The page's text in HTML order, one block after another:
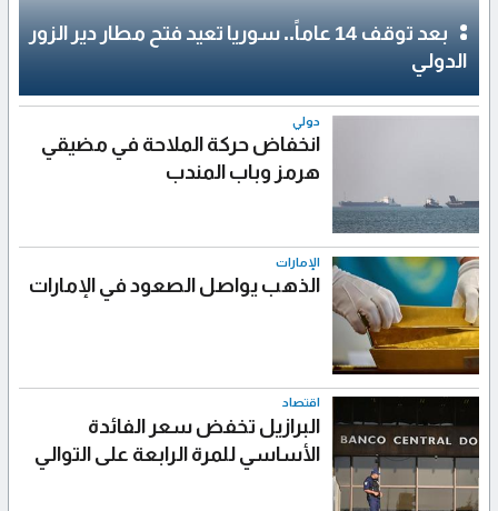
بعد توقف 14 عاماً.. سوريا تعيد فتح مطار دير الزور
الدولي
دولي
انخفاض حركة الملاحة في مضيقي
هرمز وباب المندب
الإمارات
الذهب يواصل الصعود في الإمارات
اقتصاد
البرازيل تخفض سعر الفائدة
الأساسي للمرة الرابعة على التوالي